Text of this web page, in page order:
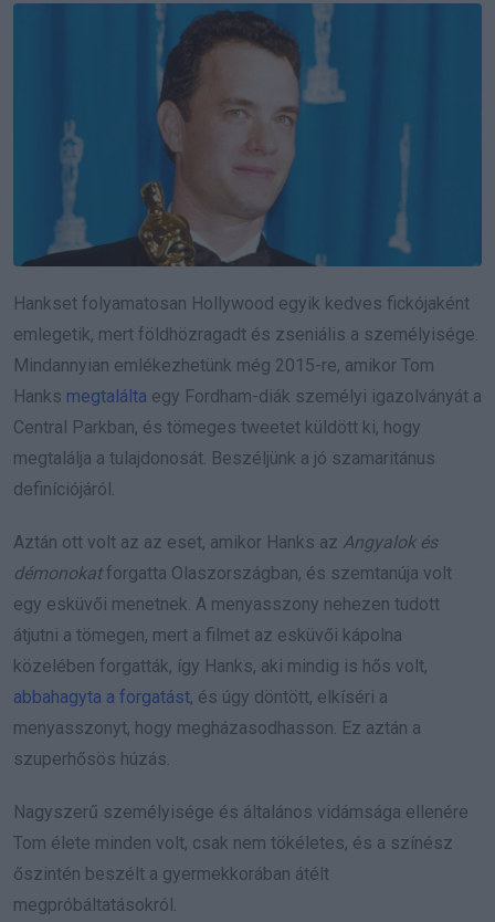
Hankset folyamatosan Hollywood egyik kedves fickójaként
emlegetik, mert földhözragadt és zseniális a személyisége.
Mindannyian emlékezhetünk még 2015-re, amikor Tom
Hanks megtalálta egy Fordham-diák személyi igazolványát a
Central Parkban, és tömeges tweetet küldött ki, hogy
megtalálja a tulajdonosát. Beszéljünk a jó szamaritánus
definíciójáról.
Aztán ott volt az az eset, amikor Hanks az Angyalok és
démonokatforgatta Olaszországban, és szemtanúja volt
egy esküvői menetnek. A menyasszony nehezen tudott
átjutni a tömegen, mert a filmet az esküvői kápolna
közelében forgatták, így Hanks, aki mindig is hős volt,
abbahagyta a forgatást, és úgy döntött, elkíséri a
menyasszonyt, hogy megházasodhasson. Ez aztán a
szuperhősös húzás.
Nagyszerű személyisége és általános vidámsága ellenére
Tom élete minden volt, csak nem tökéletes, és a színész
őszintén beszélt a gyermekkorában átélt
megpróbáltatásokról.